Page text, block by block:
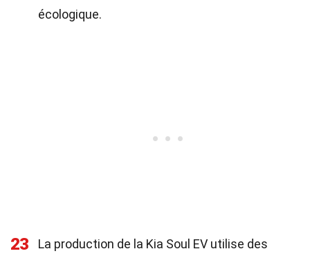
écologique.
23
La production de la Kia Soul EV utilise des